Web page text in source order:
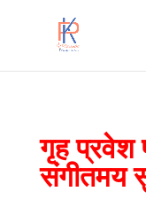
गृह प्रवेश
संगीतमय